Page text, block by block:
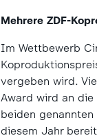
Mehrere ZDF-
Im Wettbewerb
vergeben wird.
Award wird an
beiden
diesem Jahr